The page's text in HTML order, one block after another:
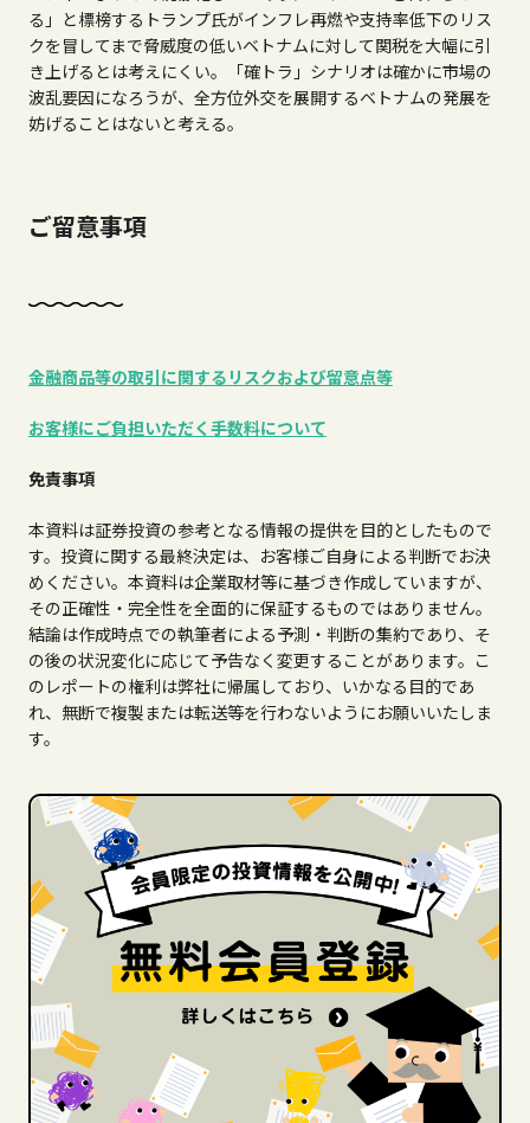
る」と標榜するトランプ氏がインフレ再燃や支持率低下のリス
クを冒してまで脅威度の低いベトナムに対して関税を大幅に引
き上げるとは考えにくい。「確トラ」シナリオは確かに市場の
波乱要因になろうが、全方位外交を展開するベトナムの発展を
妨げることはないと考える。
ご留意事項
金融商品等の取引に関するリスクおよび留意点等
お客様にご負担いただく手数料について
免責事項
本資料は証券投資の参考となる情報の提供を目的としたもので
す。投資に関する最終決定は、お客様ご自身による判断でお決
めください。本資料は企業取材等に基づき作成していますが、
その正確性・完全性を全面的に保証するものではありません。
結論は作成時点での執筆者による予測・判断の集約であり、そ
の後の状況変化に応じて予告なく変更することがあります。こ
のレポートの権利は弊社に帰属しており、いかなる目的であ
れ、無断で複製または転送等を行わないようにお願いいたしま
す。